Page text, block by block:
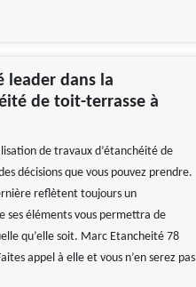
leader dans la
de toit-terrasse à
de travaux d’étanchéité de
décisions que vous pouvez prendre.
reflètent toujours un
ses éléments vous permettra de
qu’elle soit. Marc Etancheité 78
appel à elle et vous n’en serez pas